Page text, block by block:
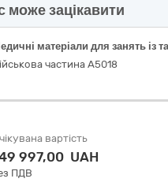
може зацікавити
частина А5018
вартість
997,00 UAH
ПДВ